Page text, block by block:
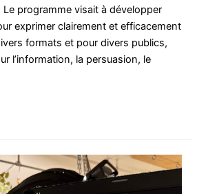
programme visait à développer
exprimer clairement et efficacement
formats et pour divers publics,
l’information, la persuasion, le